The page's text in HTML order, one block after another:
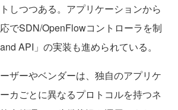
しつつある。アプリケーションから
でSDN/OpenFlowコントローラを制
API」の実装も進められている。
ザーやベンダーは、独自のアプリケ
カごとに異なるプロトコルを持つネ